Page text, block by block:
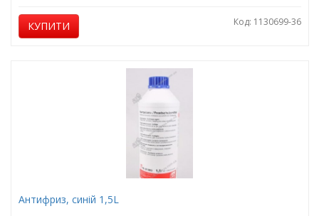
КУПИТИ Код: 1130699-36
Антифриз, синій 1,5L